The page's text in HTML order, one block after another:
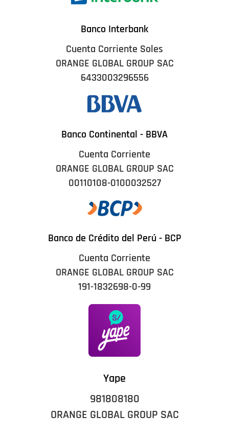
Banco Interbank
Cuenta Corriente Soles
ORANGE GLOBAL GROUP SAC
6433003296556
Banco Continental - BBVA
Cuenta Corriente
ORANGE GLOBAL GROUP SAC
00110108-0100032527
Banco de Crédito del Perú - BCP
Cuenta Corriente
ORANGE GLOBAL GROUP SAC
191-1832698-0-99
Yape
981808180
ORANGE GLOBAL GROUP SAC